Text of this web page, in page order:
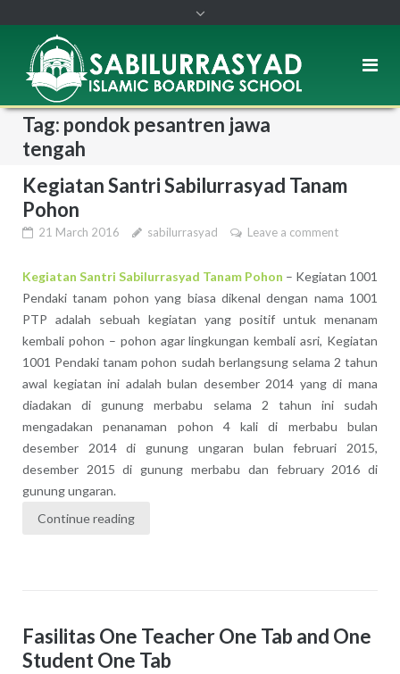
Tag: pondok pesantren jawa
tengah
Kegiatan Santri Sabilurrasyad Tanam
Pohon
21 March 2016 sabilurrasyad Leave a comment
Kegiatan Santri Sabilurrasyad Tanam Pohon – Kegiatan 1001
Pendaki tanam pohon yang biasa dikenal dengan nama 1001
PTP adalah sebuah kegiatan yang positif untuk menanam
kembali pohon – pohon agar lingkungan kembali asri, Kegiatan
1001 Pendaki tanam pohon sudah berlangsung selama 2 tahun
awal kegiatan ini adalah bulan desember 2014 yang di mana
diadakan di gunung merbabu selama 2 tahun ini sudah
mengadakan penanaman pohon 4 kali di merbabu bulan
desember 2014 di gunung ungaran bulan februari 2015,
desember 2015 di gunung merbabu dan february 2016 di
gunung ungaran.
Continue reading
Fasilitas One Teacher One Tab and One
Student One Tab